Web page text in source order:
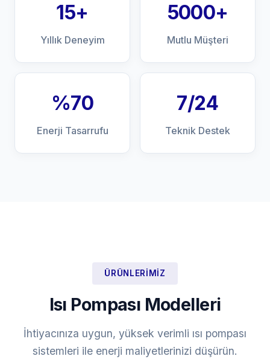
15+
Yıllık Deneyim
5000+
Mutlu Müşteri
%70
Enerji Tasarrufu
7/24
Teknik Destek
ÜRÜNLERIMIZ
Isı Pompası Modelleri
İhtiyacınıza uygun, yüksek verimli ısı pompası
sistemleri ile enerji maliyetlerinizi düşürün.